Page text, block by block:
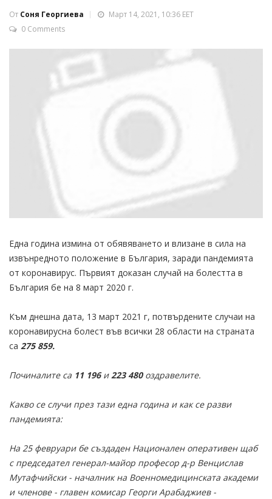
От Соня Георгиева
Март 14, 2021, 10:36 EET
0 Comments
Една година измина от обявяването и влизане в сила на
извънредното положение в България, заради пандемията
от коронавирус. Първият доказан случай на болестта в
България бе на 8 март 2020 г.
Към днешна дата, 13 март 2021 г, потвърдените случаи на
коронавирусна болест във всички 28 области на страната
са 275 859.
Починалите са 11 196и223 480оздравелите.
Какво се случи през тази една година и как се разви
пандемията:
На 25 февруари бе създаден Национален оперативен щаб
с председател генерал-майор професор д-р Венцислав
Мутафчийски - началник на Военномедицинската академи
и членове - главен комисар Георги Арабаджиев -